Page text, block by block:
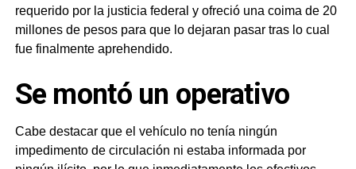
requerido por la justicia federal y ofreció una coima de 20
millones de pesos para que lo dejaran pasar tras lo cual
fue finalmente aprehendido.
Se montó un operativo
Cabe destacar que el vehículo no tenía ningún
impedimento de circulación ni estaba informada por